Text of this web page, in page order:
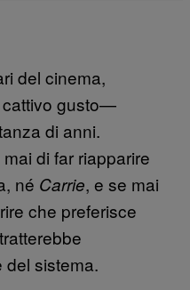
del cinema,
cattivo gusto—
di anni.
di far riapparire
né Carrie, e se mai
che preferisce
del sistema.